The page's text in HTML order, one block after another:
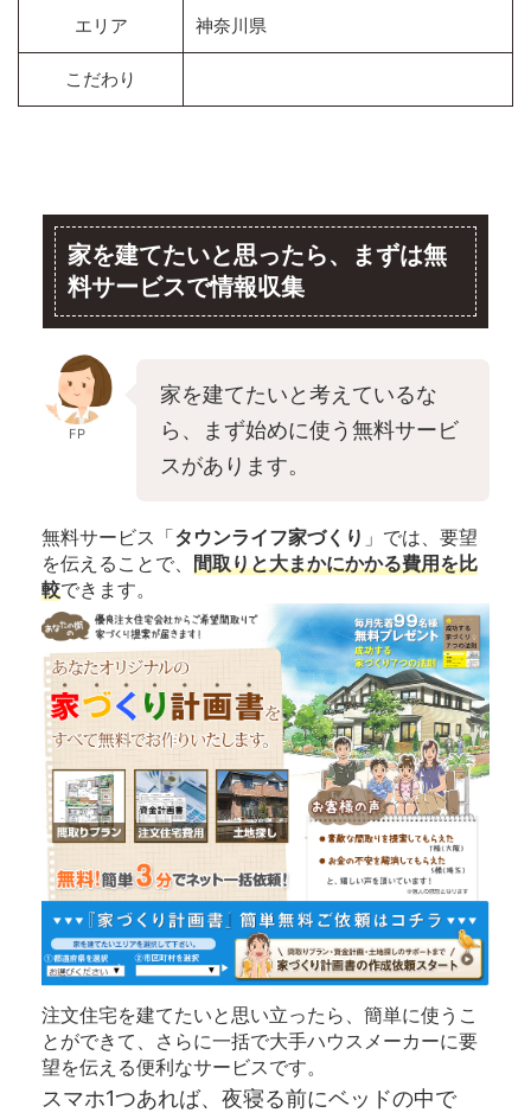
エリア 神奈川県
こだわり
家を建てたいと思ったら、まずは無
料サービスで情報収集
FP
家を建てたいと考えているな
ら、まず始めに使う無料サービ
スがあります。
無料サービス「タウンライフ家づくり 」では、要望
を伝えることで、 間取りと大まかにかかる費用を比
較できます。
注文住宅を建てたいと思い立ったら、簡単に使うこ
とができて、さらに一括で大手ハウスメーカーに要
望を伝える便利なサービスです。
スマホ1つあれば、夜寝る前にベッドの中で